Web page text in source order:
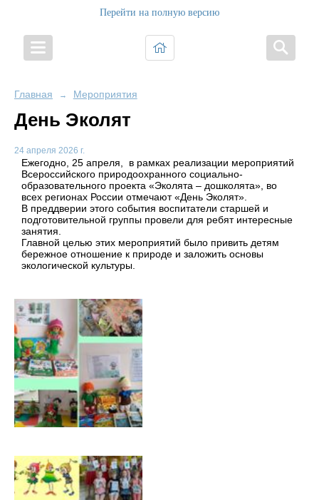
Перейти на полную версию
Главная → Мероприятия
День Эколят
24 апреля 2026 г.
Ежегодно, 25 апреля, в рамках реализации мероприятий
Всероссийского природоохранного социально-
образовательного проекта «Эколята – дошколята», во
всех регионах России отмечают «День Эколят».
В преддверии этого события воспитатели старшей и
подготовительной группы провели для ребят интересные
занятия.
Главной целью этих мероприятий было привить детям
бережное отношение к природе и заложить основы
экологической культуры.